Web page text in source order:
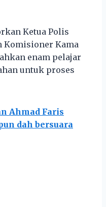
Ketua Polis
Komisioner Kama
enam pelajar
untuk proses
Ahmad Faris
dah bersuara